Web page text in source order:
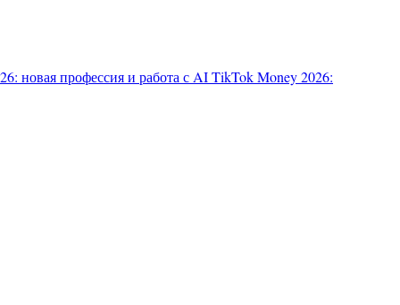
новая профессия и работа с AITikTok Money 2026: